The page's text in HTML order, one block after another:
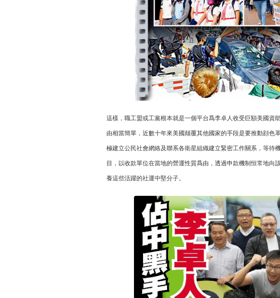
這樣，職工盟或工黨根本就是一個平台爲李卓人收受巨額美國資
由相當簡單，近數十年來美國颠覆其他國家的手段是要推動顔
極建立公民社會網絡及聯系各衛星組織建立緊密工作關系，等待
目，以收款單位在當地的營運性質爲由，透過申款機制恒常地向
養這些活躍的社運中堅分子。